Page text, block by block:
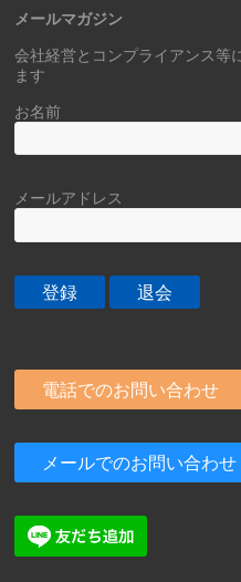
メールマガジン
会社経営とコンプライアンス等
ます
お名前
メールアドレス
電話でのお問い合わせ
メールでのお問い合わせ